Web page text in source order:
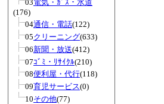
03電気・ｶﾞｽ・水道
(176)
04通信・電話(122)
05クリーニング(633)
06新聞・放送(412)
07ｺﾞﾐ・ﾘｻｲｸﾙ(210)
08便利屋・代行(118)
09育児サービス(0)
10その他(77)